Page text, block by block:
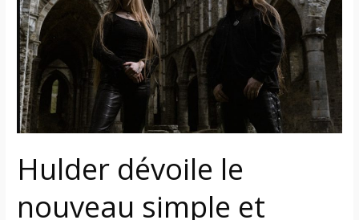
Hulder dévoile le
nouveau simple et
nouveau
simple
et
vidéoclip
«
View
From